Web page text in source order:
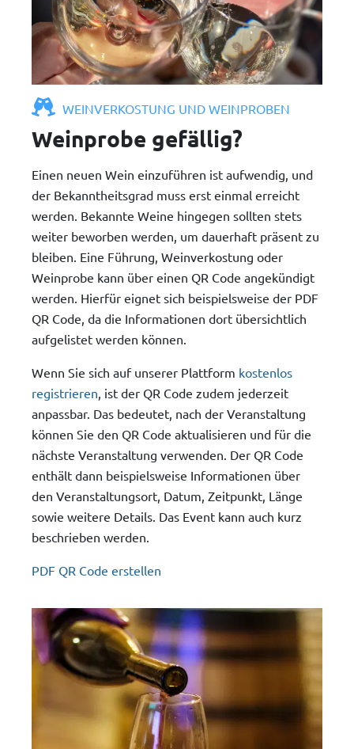
WEINVERKOSTUNG UND WEINPROBEN
Weinprobe gefällig?
Einen neuen Wein einzuführen ist aufwendig, und
der Bekanntheitsgrad muss erst einmal erreicht
werden. Bekannte Weine hingegen sollten stets
weiter beworben werden, um dauerhaft präsent zu
bleiben. Eine Führung, Weinverkostung oder
Weinprobe kann über einen QR Code angekündigt
werden. Hierfür eignet sich beispielsweise der PDF
QR Code, da die Informationen dort übersichtlich
aufgelistet werden können.
Wenn Sie sich auf unserer Plattform kostenlos
registrieren , ist der QR Code zudem jederzeit
anpassbar. Das bedeutet, nach der Veranstaltung
können Sie den QR Code aktualisieren und für die
nächste Veranstaltung verwenden. Der QR Code
enthält dann beispielsweise Informationen über
den Veranstaltungsort, Datum, Zeitpunkt, Länge
sowie weitere Details. Das Event kann auch kurz
beschrieben werden.
PDF QR Code erstellen